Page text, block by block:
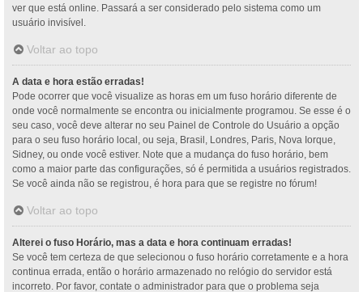
ver que está online. Passará a ser considerado pelo sistema como um
usuário invisível.
Voltar ao topo
A data e hora estão erradas!
Pode ocorrer que você visualize as horas em um fuso horário diferente de
onde você normalmente se encontra ou inicialmente programou. Se esse é o
seu caso, você deve alterar no seu Painel de Controle do Usuário a opção
para o seu fuso horário local, ou seja, Brasil, Londres, Paris, Nova Iorque,
Sidney, ou onde você estiver. Note que a mudança do fuso horário, bem
como a maior parte das configurações, só é permitida a usuários registrados.
Se você ainda não se registrou, é hora para que se registre no fórum!
Voltar ao topo
Alterei o fuso Horário, mas a data e hora continuam erradas!
Se você tem certeza de que selecionou o fuso horário corretamente e a hora
continua errada, então o horário armazenado no relógio do servidor está
incorreto. Por favor, contate o administrador para que o problema seja